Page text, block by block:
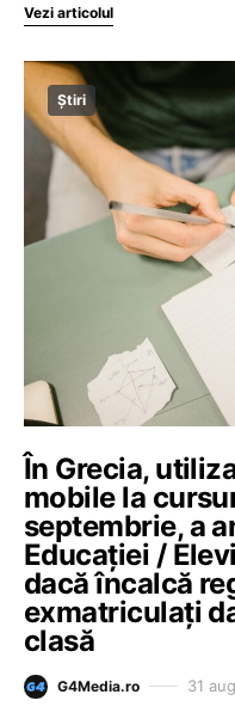
Vezi articolul
Știri
În Grecia,
mobile la
septembrie, a
Educației /
dacă încalcă
exmatriculați
clasă
G4Media.ro 31